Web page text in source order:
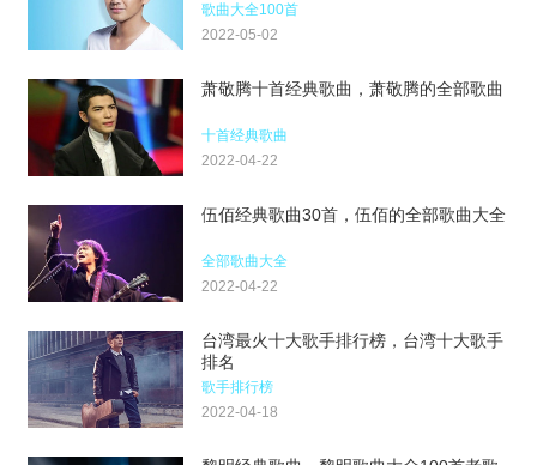
歌曲大全100首
2022-05-02
萧敬腾十首经典歌曲，萧敬腾的全部歌曲
十首经典歌曲
2022-04-22
伍佰经典歌曲30首，伍佰的全部歌曲大全
全部歌曲大全
2022-04-22
台湾最火十大歌手排行榜，台湾十大歌手
排名
歌手排行榜
2022-04-18